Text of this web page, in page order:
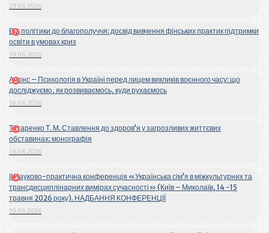
23.06.2026
Від політики до благополуччя: досвід вивчення фінських практик підтримки
освіти в умовах криз
19.06.2026
Анонс – Психологія в Україні перед лицем викликів воєнного часу: що
досліджуємо, як розвиваємось, куди рухаємось
18.06.2026
Титаренко Т. М. Ставлення до здоров’я у загрозливих життєвих
обставинах: монографія
16.06.2026
ІІ Науково-практична конференція «Українська сім’я в міжкультурних та
трансдисциплінарних вимірах сучасності» (Київ – Миколаїв, 14 -15
травня 2026 року). НАДБАННЯ КОНФЕРЕНЦІЇ
10.06.2026